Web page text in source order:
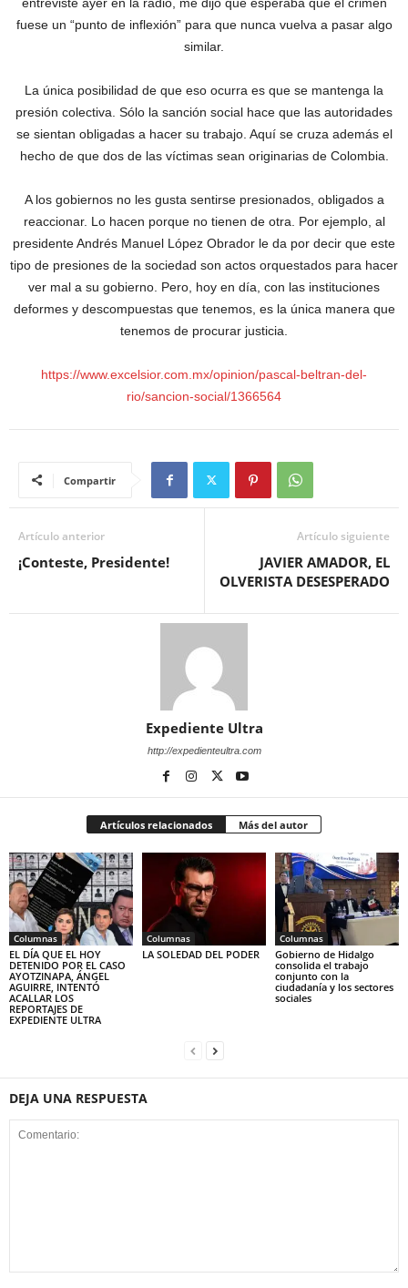
fuese un “punto de inflexión” para que nunca vuelva a pasar algo
similar.
La única posibilidad de que eso ocurra es que se mantenga la
presión colectiva. Sólo la sanción social hace que las autoridades
se sientan obligadas a hacer su trabajo. Aquí se cruza además el
hecho de que dos de las víctimas sean originarias de Colombia.
A los gobiernos no les gusta sentirse presionados, obligados a
reaccionar. Lo hacen porque no tienen de otra. Por ejemplo, al
presidente Andrés Manuel López Obrador le da por decir que este
tipo de presiones de la sociedad son actos orquestados para hacer
ver mal a su gobierno. Pero, hoy en día, con las instituciones
deformes y descompuestas que tenemos, es la única manera que
tenemos de procurar justicia.
https://www.excelsior.com.mx/opinion/pascal-beltran-del-
rio/sancion-social/1366564
Compartir
Artículo anterior
¡Conteste, Presidente!
Artículo siguiente
JAVIER AMADOR, EL
OLVERISTA DESESPERADO
Expediente Ultra
http://expedienteultra.com
Artículos relacionados Más del autor
Columnas
EL DÍA QUE EL HOY
DETENIDO POR EL CASO
AYOTZINAPA, ÁNGEL
AGUIRRE, INTENTÓ
ACALLAR LOS
REPORTAJES DE
EXPEDIENTE ULTRA
Columnas
LA SOLEDAD DEL PODER
Columnas
Gobierno de Hidalgo
consolida el trabajo
conjunto con la
ciudadanía y los sectores
sociales
DEJA UNA RESPUESTA